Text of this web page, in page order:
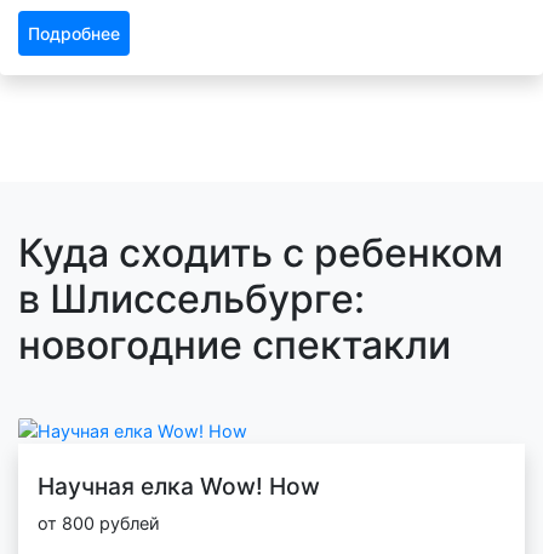
Подробнее
Куда сходить с ребенком
в Шлиссельбурге:
новогодние спектакли
Научная елка Wow! How
от 800 рублей